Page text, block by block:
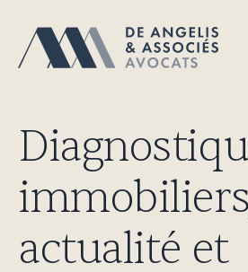
actualité et